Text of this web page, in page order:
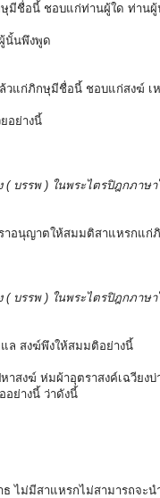
ชื่อนี้ ชอบแก่ท่านผู้ใด ท่านผู้
นั้นพึงพูด
แก่ภิกษุมีชื่อนี้ ชอบแก่สงฆ์ เ
อย่างนี้
( บรรพ ) ในพระไตรปิฎกภาษ
าอนุญาตให้สมมติสาแหรกแก่
( บรรพ ) ในพระไตรปิฎกภาษ
ล สงฆ์พึงให้สมมติอย่างนี้
าสงฆ์ ห่มผ้าอุตราสงค์เฉวียง
อย่างนี้ ว่าดังนี้
ธ ไม่มีสาแหรกไม่สามารถจะน